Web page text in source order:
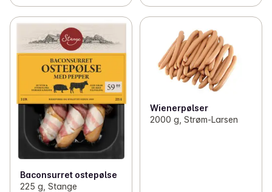
Baconsurret ostepølse
225 g, Stange
Wienerpølser
2000 g, Strøm-Larsen